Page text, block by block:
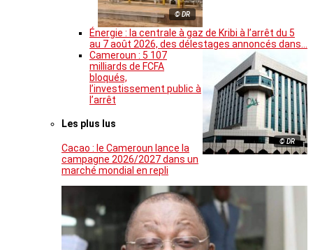
© DR
Énergie : la centrale à gaz de Kribi à l’arrêt du 5
au 7 août 2026, des délestages annoncés dans…
© DR
Cameroun : 5 107
milliards de FCFA
bloqués,
l’investissement public à
l’arrêt
Les plus lus
Cacao : le Cameroun lance la
campagne 2026/2027 dans un
marché mondial en repli